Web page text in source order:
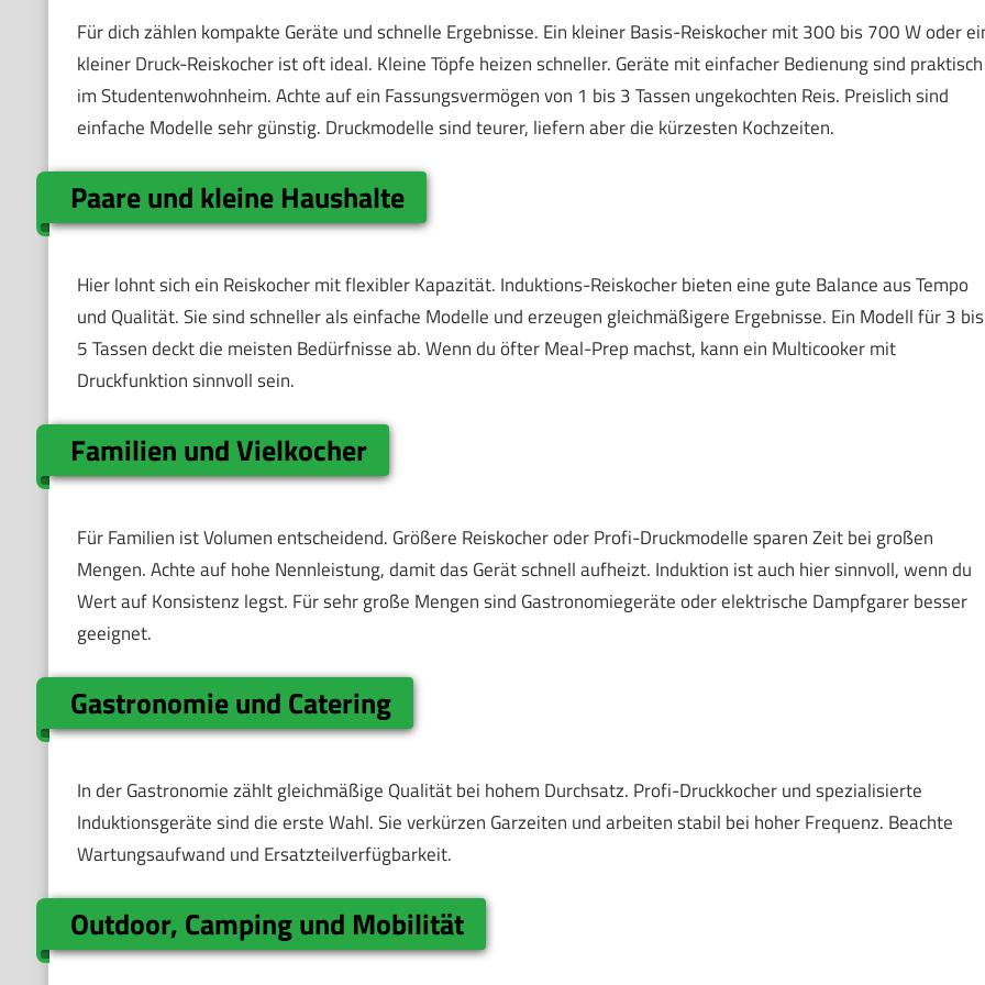
Für dich zählen kompakte Geräte und schnelle Ergebnisse. Ein kleiner Basis-Reiskocher mit 300 bis 700 W oder
kleiner Druck-Reiskocher ist oft ideal. Kleine Töpfe heizen schneller. Geräte mit einfacher Bedienung sind praktisch
im Studentenwohnheim. Achte auf ein Fassungsvermögen von 1 bis 3 Tassen ungekochten Reis. Preislich sind
einfache Modelle sehr günstig. Druckmodelle sind teurer, liefern aber die kürzesten Kochzeiten.
Paare und kleine Haushalte
Hier lohnt sich ein Reiskocher mit flexibler Kapazität. Induktions-Reiskocher bieten eine gute Balance aus Tempo
und Qualität. Sie sind schneller als einfache Modelle und erzeugen gleichmäßigere Ergebnisse. Ein Modell für 3 bis
5 Tassen deckt die meisten Bedürfnisse ab. Wenn du öfter Meal-Prep machst, kann ein Multicooker mit
Druckfunktion sinnvoll sein.
Familien und Vielkocher
Für Familien ist Volumen entscheidend. Größere Reiskocher oder Profi-Druckmodelle sparen Zeit bei großen
Mengen. Achte auf hohe Nennleistung, damit das Gerät schnell aufheizt. Induktion ist auch hier sinnvoll, wenn du
Wert auf Konsistenz legst. Für sehr große Mengen sind Gastronomiegeräte oder elektrische Dampfgarer besser
geeignet.
Gastronomie und Catering
In der Gastronomie zählt gleichmäßige Qualität bei hohem Durchsatz. Profi-Druckkocher und spezialisierte
Induktionsgeräte sind die erste Wahl. Sie verkürzen Garzeiten und arbeiten stabil bei hoher Frequenz. Beachte
Wartungsaufwand und Ersatzteilverfügbarkeit.
Outdoor, Camping und Mobilität